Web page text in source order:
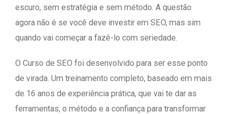
escuro, sem estratégia e sem método. A questão
agora não é se você deve investir em SEO, mas sim
quando vai começar a fazê-lo com seriedade.
O Curso de SEO foi desenvolvido para ser esse ponto
de virada. Um treinamento completo, baseado em mais
de 16 anos de experiência prática, que vai te dar as
ferramentas, o método e a confiança para transformar